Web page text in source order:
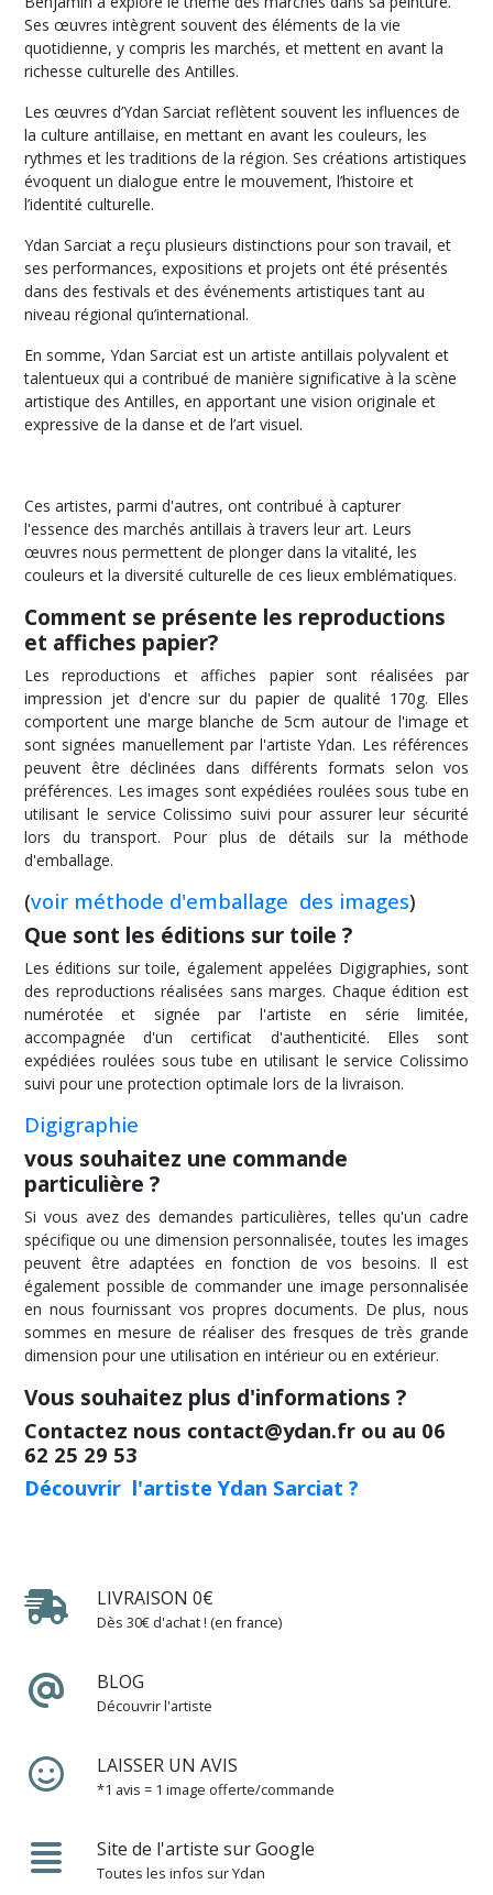
Ses œuvres intègrent souvent des éléments de la vie
quotidienne, y compris les marchés, et mettent en avant la
richesse culturelle des Antilles.
Les œuvres d’Ydan Sarciat reflètent souvent les influences de
la culture antillaise, en mettant en avant les couleurs, les
rythmes et les traditions de la région. Ses créations artistiques
évoquent un dialogue entre le mouvement, l’histoire et
l’identité culturelle.
Ydan Sarciat a reçu plusieurs distinctions pour son travail, et
ses performances, expositions et projets ont été présentés
dans des festivals et des événements artistiques tant au
niveau régional qu’international.
En somme, Ydan Sarciat est un artiste antillais polyvalent et
talentueux qui a contribué de manière significative à la scène
artistique des Antilles, en apportant une vision originale et
expressive de la danse et de l’art visuel.
Ces artistes, parmi d'autres, ont contribué à capturer
l'essence des marchés antillais à travers leur art. Leurs
œuvres nous permettent de plonger dans la vitalité, les
couleurs et la diversité culturelle de ces lieux emblématiques.
Comment se présente les reproductions
et affiches papier?
Les reproductions et affiches papier sont réalisées par
impression jet d'encre sur du papier de qualité 170g. Elles
comportent une marge blanche de 5cm autour de l'image et
sont signées manuellement par l'artiste Ydan. Les références
peuvent être déclinées dans différents formats selon vos
préférences. Les images sont expédiées roulées sous tube en
utilisant le service Colissimo suivi pour assurer leur sécurité
lors du transport. Pour plus de détails sur la méthode
d'emballage.
(voir méthode d'emballage des images)
Que sont les éditions sur toile ?
Les éditions sur toile, également appelées Digigraphies, sont
des reproductions réalisées sans marges. Chaque édition est
numérotée et signée par l'artiste en série limitée,
accompagnée d'un certificat d'authenticité. Elles sont
expédiées roulées sous tube en utilisant le service Colissimo
suivi pour une protection optimale lors de la livraison.
Digigraphie
vous souhaitez une commande
particulière ?
Si vous avez des demandes particulières, telles qu'un cadre
spécifique ou une dimension personnalisée, toutes les images
peuvent être adaptées en fonction de vos besoins. Il est
également possible de commander une image personnalisée
en nous fournissant vos propres documents. De plus, nous
sommes en mesure de réaliser des fresques de très grande
dimension pour une utilisation en intérieur ou en extérieur.
Vous souhaitez plus d'informations ?
Contactez nous contact@ydan.fr ou au 06
62 25 29 53
Découvrir l'artiste Ydan Sarciat ?
LIVRAISON 0€
Dès 30€ d'achat ! (en france)
BLOG
Découvrir l'artiste
LAISSER UN AVIS
*1 avis = 1 image offerte/commande
Site de l'artiste sur Google
Toutes les infos sur Ydan